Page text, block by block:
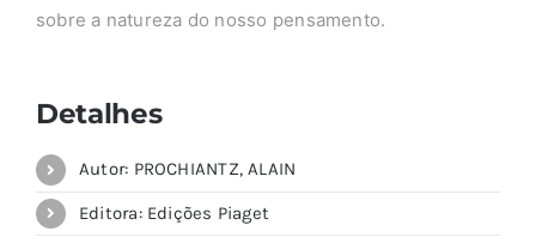
sobre a natureza do nosso pensamento.
Detalhes
Autor: PROCHIANTZ, ALAIN
Editora: Edições Piaget